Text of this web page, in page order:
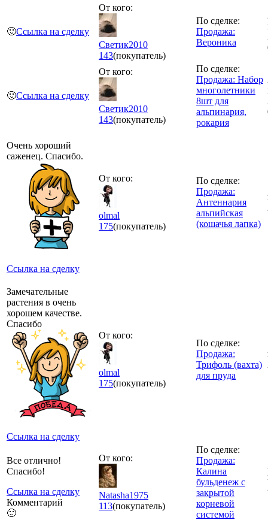
🙂Ссылка на сделку
От кого:
Светик2010
143(покупатель)
По сделке:
Продажа:
Вероника
🙂Ссылка на сделку
От кого:
Светик2010
143(покупатель)
По сделке:
Продажа: Набор
многолетники
8шт для
альпинария,
рокария
Очень хороший
саженец. Спасибо.
Ссылка на сделку
От кого:
olmal
175(покупатель)
По сделке:
Продажа:
Антеннария
альпийская
(кошачья лапка)
Замечательные
растения в очень
хорошем качестве.
Спасибо
Ссылка на сделку
От кого:
olmal
175(покупатель)
По сделке:
Продажа:
Трифоль (вахта)
для пруда
Все отлично!
Спасибо!
Ссылка на сделку
Комментарий
🙂
От кого:
Natasha1975
113(покупатель)
По сделке:
Продажа:
Калина
бульденеж с
закрытой
корневой
системой